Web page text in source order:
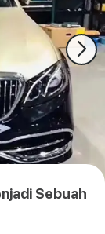
Sebuah